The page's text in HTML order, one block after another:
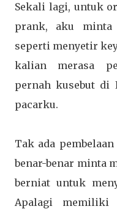
Sekali lagi, untuk
prank, aku minta
seperti menyetir
kalian merasa
pernah kusebut di
pacarku.
Tak ada
benar-benar minta
berniat untuk
Apalagi